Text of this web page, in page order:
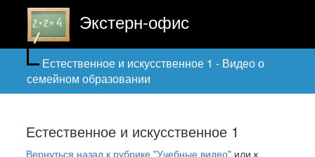
Экстерн-офис
Естественное и искусственное 1 - Видео о
семейном образовании
Естественное и искусственное 1
Вернуться назад к рубрике "Учебные видео" или к